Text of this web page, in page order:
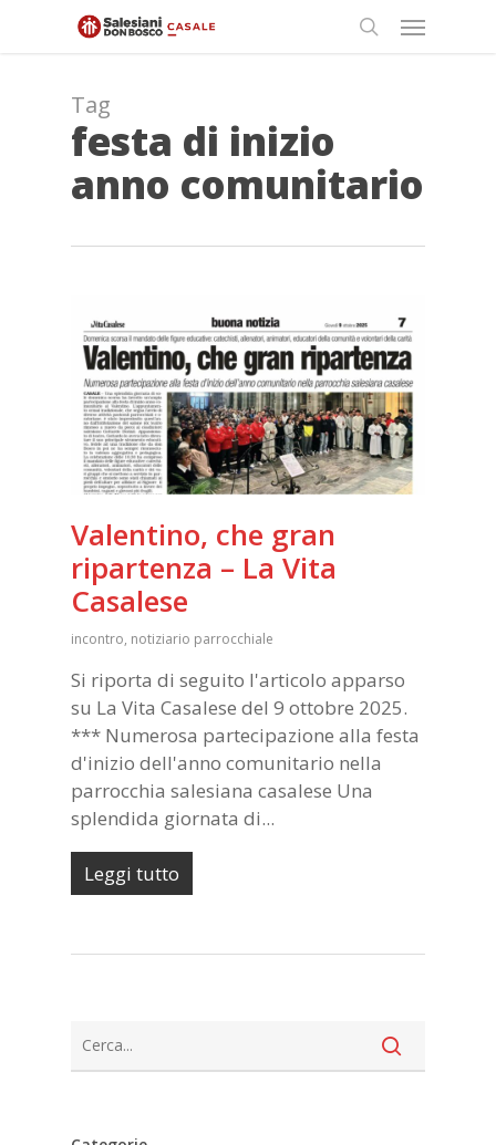
Menu
Tag
festa di inizio
anno comunitario
Valentino, che gran
ripartenza – La Vita
Casalese
incontro, notiziario parrocchiale
Si riporta di seguito l'articolo apparso
su La Vita Casalese del 9 ottobre 2025.
*** Numerosa partecipazione alla festa
d'inizio dell'anno comunitario nella
parrocchia salesiana casalese Una
splendida giornata di...
Leggi tutto